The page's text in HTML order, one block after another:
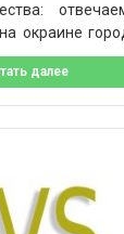
окраине
время
далее